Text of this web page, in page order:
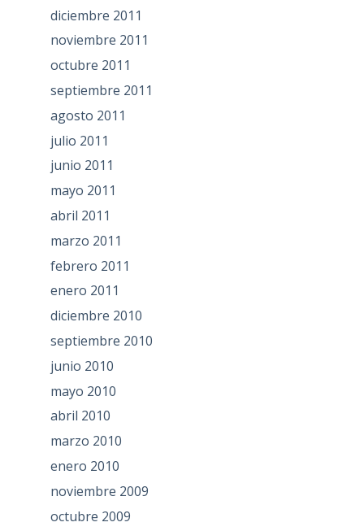
diciembre 2011
noviembre 2011
octubre 2011
septiembre 2011
agosto 2011
julio 2011
junio 2011
mayo 2011
abril 2011
marzo 2011
febrero 2011
enero 2011
diciembre 2010
septiembre 2010
junio 2010
mayo 2010
abril 2010
marzo 2010
enero 2010
noviembre 2009
octubre 2009